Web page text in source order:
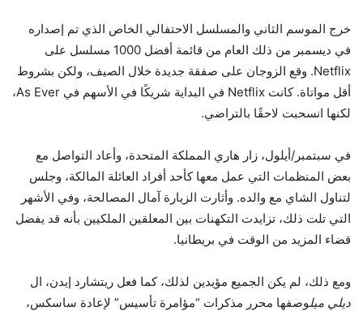
خرج الموسم الثاني والمسلسل الاحتفالي الخاص الذي تم إصداره
في ديسمبر من ذلك العام من قائمة أفضل 1000 مسلسل على
Netflix. وقع الزوجان على صفقة جديدة خلال الصيف، ولكن بشروط
أقل مواتاة. كانت Netflix في البداية شريكًا في الأسهم في As Ever،
لكنها انسحبت لاحقًا بالتراضي.
في سبتمبر/أيلول، زار هاري المملكة المتحدة، وأعاد التواصل مع
بعض المنظمات التي عمل معها كأحد أفراد العائلة المالكة، وجلس
لتناول الشاي مع والده. وأثارت الزيارة آمال المصالحة، وفي الأشهر
التي تلت ذلك، تزايدت التكهنات بين المعلقين الملكيين بأنه قد يفضل
قضاء المزيد من الوقت في بريطانيا.
ومع ذلك، لم يكن الجميع مؤيدين لذلك، كما فعل ريتشارد إيدن، ال
ديلي ميلوصفها محرر مذكرات “مؤامرة تأسيس” لإعادة ساسكس،